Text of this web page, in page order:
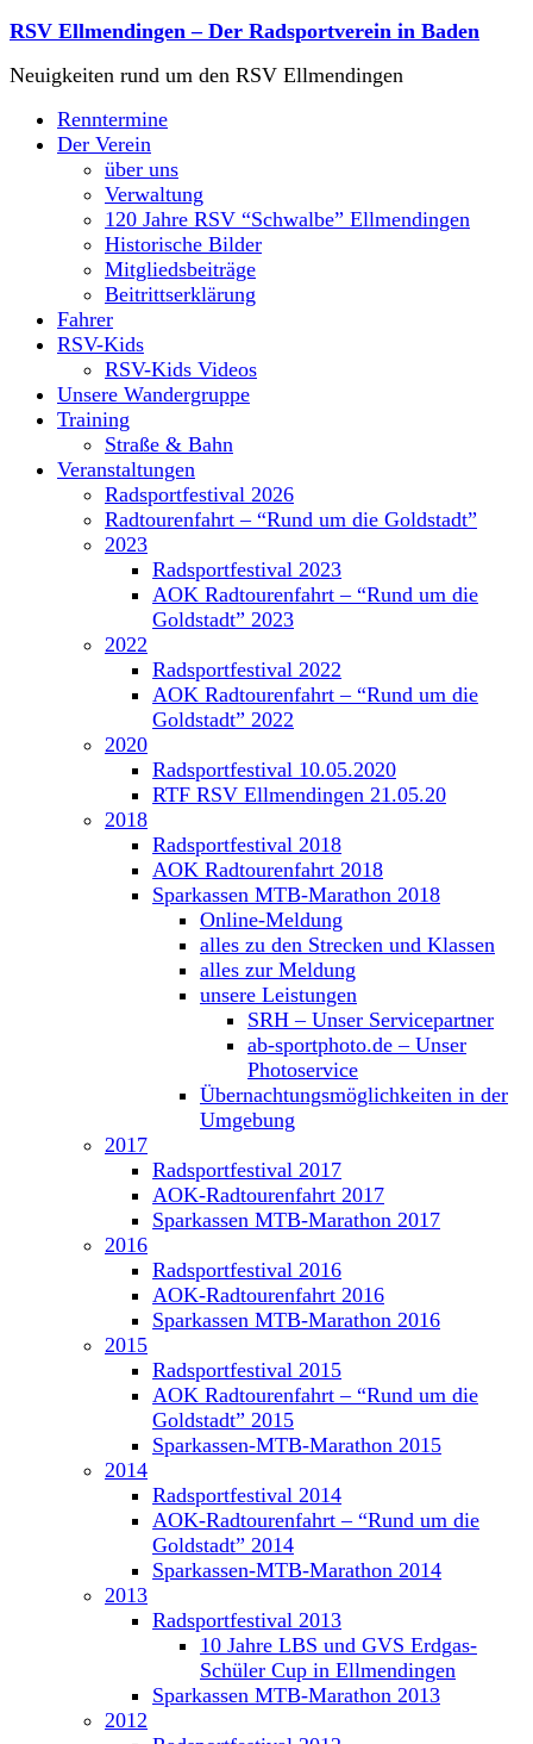
RSV Ellmendingen – Der Radsportverein in Baden
Neuigkeiten rund um den RSV Ellmendingen
Renntermine
Der Verein
über uns
Verwaltung
120 Jahre RSV “Schwalbe” Ellmendingen
Historische Bilder
Mitgliedsbeiträge
Beitrittserklärung
Fahrer
RSV-Kids
RSV-Kids Videos
Unsere Wandergruppe
Training
Straße & Bahn
Veranstaltungen
Radsportfestival 2026
Radtourenfahrt – “Rund um die Goldstadt”
2023
Radsportfestival 2023
AOK Radtourenfahrt – “Rund um die
Goldstadt” 2023
2022
Radsportfestival 2022
AOK Radtourenfahrt – “Rund um die
Goldstadt” 2022
2020
Radsportfestival 10.05.2020
RTF RSV Ellmendingen 21.05.20
2018
Radsportfestival 2018
AOK Radtourenfahrt 2018
Sparkassen MTB-Marathon 2018
Online-Meldung
alles zu den Strecken und Klassen
alles zur Meldung
unsere Leistungen
SRH – Unser Servicepartner
ab-sportphoto.de – Unser
Photoservice
Übernachtungsmöglichkeiten in der
Umgebung
2017
Radsportfestival 2017
AOK-Radtourenfahrt 2017
Sparkassen MTB-Marathon 2017
2016
Radsportfestival 2016
AOK-Radtourenfahrt 2016
Sparkassen MTB-Marathon 2016
2015
Radsportfestival 2015
AOK Radtourenfahrt – “Rund um die
Goldstadt” 2015
Sparkassen-MTB-Marathon 2015
2014
Radsportfestival 2014
AOK-Radtourenfahrt – “Rund um die
Goldstadt” 2014
Sparkassen-MTB-Marathon 2014
2013
Radsportfestival 2013
10 Jahre LBS und GVS Erdgas-
Schüler Cup in Ellmendingen
Sparkassen MTB-Marathon 2013
2012